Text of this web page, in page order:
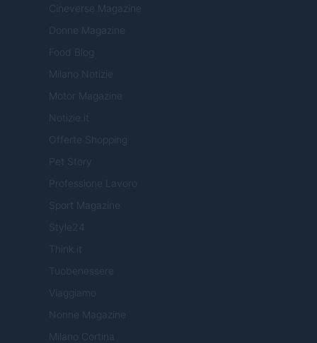
Cineverse Magazine
Donne Magazine
Food Blog
Milano Notizie
Motor Magazine
Notizie.it
Offerte Shopping
Pet Story
Professione Lavoro
Sport Magazine
Style24
Think.it
Tuobenessere
Viaggiamo
Nonne Magazine
Milano Cortina